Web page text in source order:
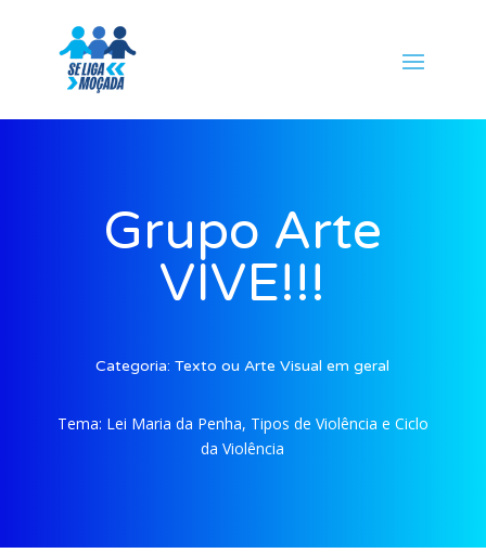
Grupo Arte
VIVE!!!
Categoria:Texto ou Arte Visual em geral
Tema: Lei Maria da Penha, Tipos de Violência e Ciclo
da Violência